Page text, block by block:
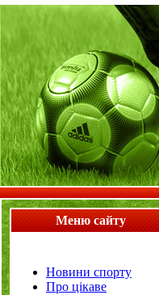
Меню сайту
Новини спорту
Про цікаве